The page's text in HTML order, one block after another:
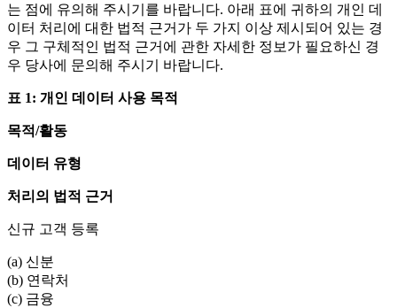
는 점에 유의해 주시기를 바랍니다. 아래 표에 귀하의 개인 데
이터 처리에 대한 법적 근거가 두 가지 이상 제시되어 있는 경
우 그 구체적인 법적 근거에 관한 자세한 정보가 필요하신 경
우 당사에 문의해 주시기 바랍니다.
표 1: 개인 데이터 사용 목적
목적/활동
데이터 유형
처리의 법적 근거
신규 고객 등록
(a) 신분
(b) 연락처
(c) 금융